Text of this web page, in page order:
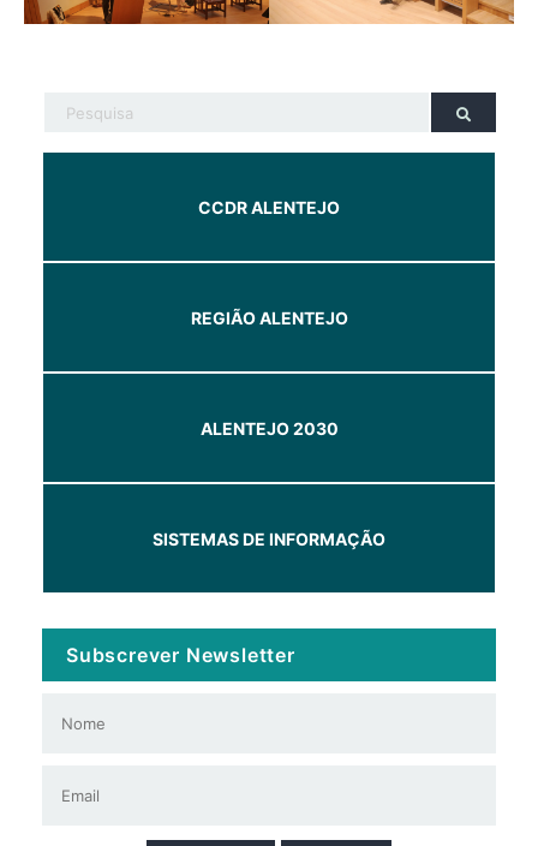
CCDR ALENTEJO
REGIÃO ALENTEJO
ALENTEJO 2030
SISTEMAS DE INFORMAÇÃO
Subscrever Newsletter